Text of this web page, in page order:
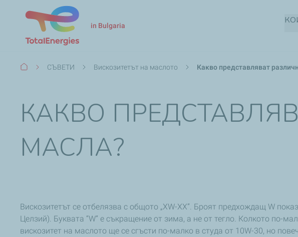
in Bulgaria
Breadcrumb
СЪВЕТИ Вискозитетът на маслото Какво представляват
КАКВО
МАСЛА?
Вискозитетът се отбелязва с общото „ХW-XX”. Броят предхождащ W
Целзий). Буквата “W” е съкращение от зима, а не от тегло. Колкото по-
вискозитет на маслото ще се сгъсти по-малко в студа от 10W-30, но